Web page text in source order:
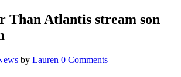
Than Atlantis stream son
by Lauren 0 Comments